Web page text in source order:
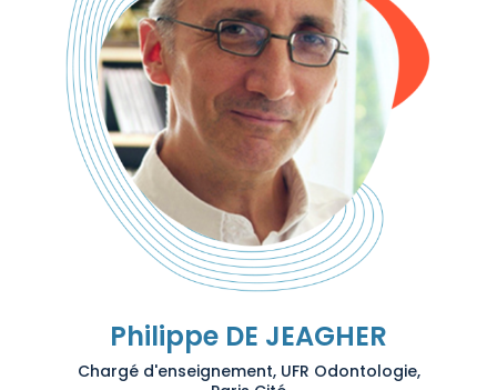
Philippe DE JEAGHER
Chargé d'enseignement, UFR Odontologie,